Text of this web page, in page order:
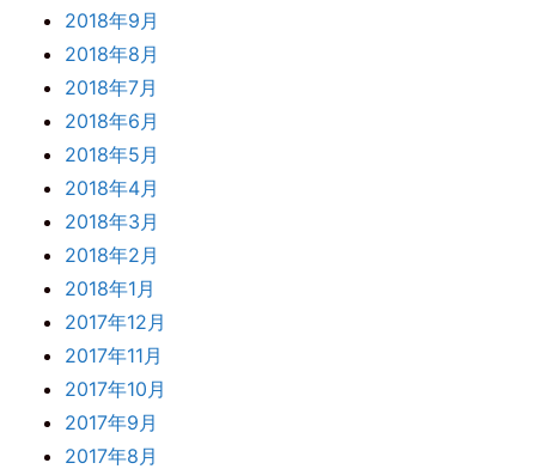
2018年9月
2018年8月
2018年7月
2018年6月
2018年5月
2018年4月
2018年3月
2018年2月
2018年1月
2017年12月
2017年11月
2017年10月
2017年9月
2017年8月